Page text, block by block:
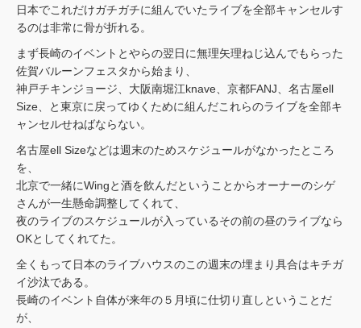
日本でこれだけガチガチに組んでいたライブを全部キャンセルす
るのは非常に骨が折れる。
まず長崎のイベントとやらの翌日に無理矢理ねじ込んでもらった
佐賀バルーンフェスタから始まり、
神戸チキンジョージ、大阪南堀江knave、京都FANJ、名古屋ell
Size、と東京に戻ってゆくために組んだこれらのライブを全部キ
ャンセルせねばならない。
名古屋ell Sizeなどは週末のためスケジュールがなかったところ
を、
北京で一緒にWingと酒を飲んだということからオーナーのシゲ
さんが一生懸命調整してくれて、
夜のライブのスケジュールが入っているその前の昼のライブなら
OKとしてくれてた。
全くもって日本のライブハウスのこの週末の埋まり具合はキチガ
イ沙汰である。
長崎のイベント自体が来年の５月頃に仕切り直しということだ
が、